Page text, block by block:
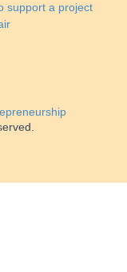
support a project